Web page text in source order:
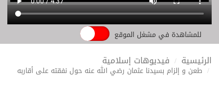
للمشاهدة في مشغل الموقع
الرئيسية فيديوهات إسلامية
طعن و إلزام بسيدنا عثمان رضي الله عنه‎ حول نفقته على أقاربه